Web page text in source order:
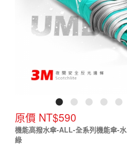
原價 NT$590
機能高撥水傘-ALL-全系列機能傘-水
綠